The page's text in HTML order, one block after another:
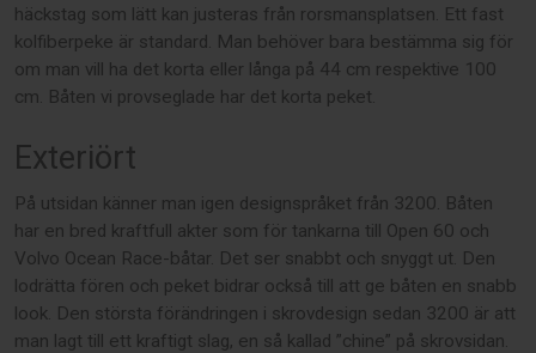
häckstag som lätt kan justeras från rorsmansplatsen. Ett fast
kolfiberpeke är standard. Man behöver bara bestämma sig för
om man vill ha det korta eller långa på 44 cm respektive 100
cm. Båten vi provseglade har det korta peket.
Exteriört
På utsidan känner man igen designspråket från 3200. Båten
har en bred kraftfull akter som för tankarna till Open 60 och
Volvo Ocean Race-båtar. Det ser snabbt och snyggt ut. Den
lodrätta fören och peket bidrar också till att ge båten en snabb
look. Den största förändringen i skrovdesign sedan 3200 är att
man lagt till ett kraftigt slag, en så kallad ”chine” på skrovsidan.